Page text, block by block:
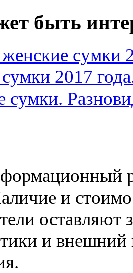
быть
сумки
2017
и
оставляют
и внешний